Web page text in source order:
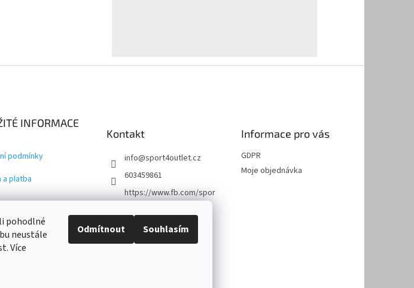
pohodlné
neustále
Více
Odmítnout Souhlasím
INFORMACE
podmínky
a platba
Kontakt
info@sport4outlet.cz
603459861
https://www.fb.com/spor
t4outlet
Informace pro vás
GDPR
Moje objednávka